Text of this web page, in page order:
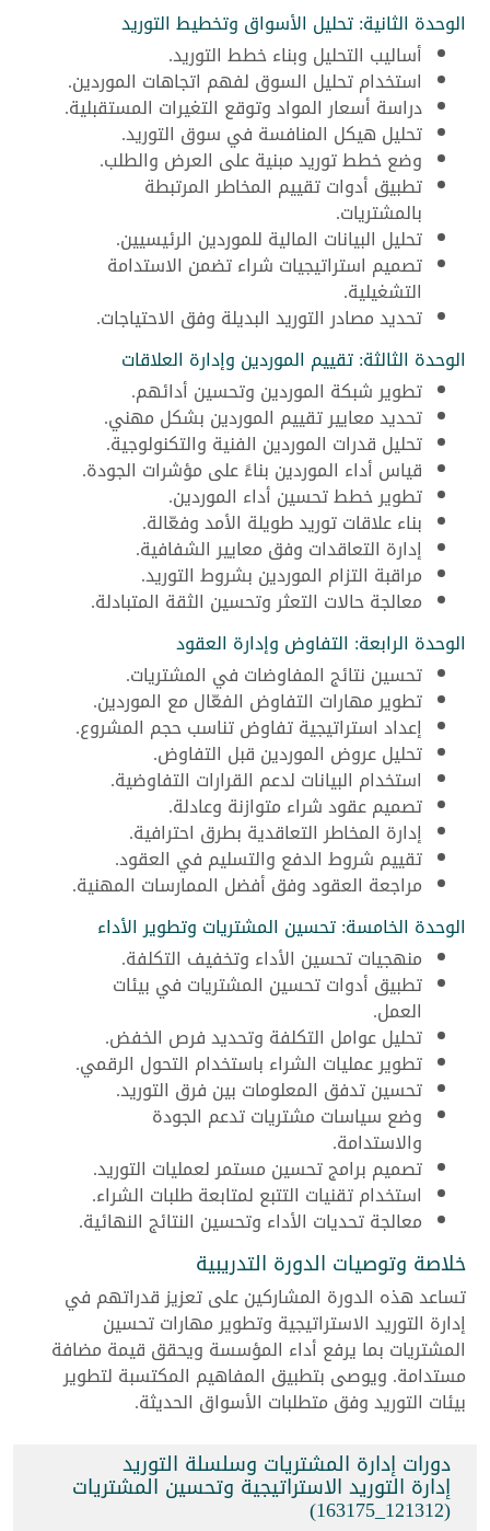
الوحدة الثانية: تحليل الأسواق وتخطيط التوريد
أساليب التحليل وبناء خطط التوريد.
استخدام تحليل السوق لفهم اتجاهات الموردين.
دراسة أسعار المواد وتوقع التغيرات المستقبلية.
تحليل هيكل المنافسة في سوق التوريد.
وضع خطط توريد مبنية على العرض والطلب.
تطبيق أدوات تقييم المخاطر المرتبطة
بالمشتريات.
تحليل البيانات المالية للموردين الرئيسيين.
تصميم استراتيجيات شراء تضمن الاستدامة
التشغيلية.
تحديد مصادر التوريد البديلة وفق الاحتياجات.
الوحدة الثالثة: تقييم الموردين وإدارة العلاقات
تطوير شبكة الموردين وتحسين أدائهم.
تحديد معايير تقييم الموردين بشكل مهني.
تحليل قدرات الموردين الفنية والتكنولوجية.
قياس أداء الموردين بناءً على مؤشرات الجودة.
تطوير خطط تحسين أداء الموردين.
بناء علاقات توريد طويلة الأمد وفعّالة.
إدارة التعاقدات وفق معايير الشفافية.
مراقبة التزام الموردين بشروط التوريد.
معالجة حالات التعثر وتحسين الثقة المتبادلة.
الوحدة الرابعة: التفاوض وإدارة العقود
تحسين نتائج المفاوضات في المشتريات.
تطوير مهارات التفاوض الفعّال مع الموردين.
إعداد استراتيجية تفاوض تناسب حجم المشروع.
تحليل عروض الموردين قبل التفاوض.
استخدام البيانات لدعم القرارات التفاوضية.
تصميم عقود شراء متوازنة وعادلة.
إدارة المخاطر التعاقدية بطرق احترافية.
تقييم شروط الدفع والتسليم في العقود.
مراجعة العقود وفق أفضل الممارسات المهنية.
الوحدة الخامسة: تحسين المشتريات وتطوير الأداء
منهجيات تحسين الأداء وتخفيف التكلفة.
تطبيق أدوات تحسين المشتريات في بيئات
العمل.
تحليل عوامل التكلفة وتحديد فرص الخفض.
تطوير عمليات الشراء باستخدام التحول الرقمي.
تحسين تدفق المعلومات بين فرق التوريد.
وضع سياسات مشتريات تدعم الجودة
والاستدامة.
تصميم برامج تحسين مستمر لعمليات التوريد.
استخدام تقنيات التتبع لمتابعة طلبات الشراء.
معالجة تحديات الأداء وتحسين النتائج النهائية.
خلاصة وتوصيات الدورة التدريبية
تساعد هذه الدورة المشاركين على تعزيز قدراتهم في
إدارة التوريد الاستراتيجية وتطوير مهارات تحسين
المشتريات بما يرفع أداء المؤسسة ويحقق قيمة مضافة
مستدامة. ويوصى بتطبيق المفاهيم المكتسبة لتطوير
بيئات التوريد وفق متطلبات الأسواق الحديثة.
دورات إدارة المشتريات وسلسلة التوريد
إدارة التوريد الاستراتيجية وتحسين المشتريات
(121312_163175)